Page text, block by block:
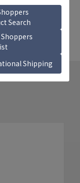
Central Cartel